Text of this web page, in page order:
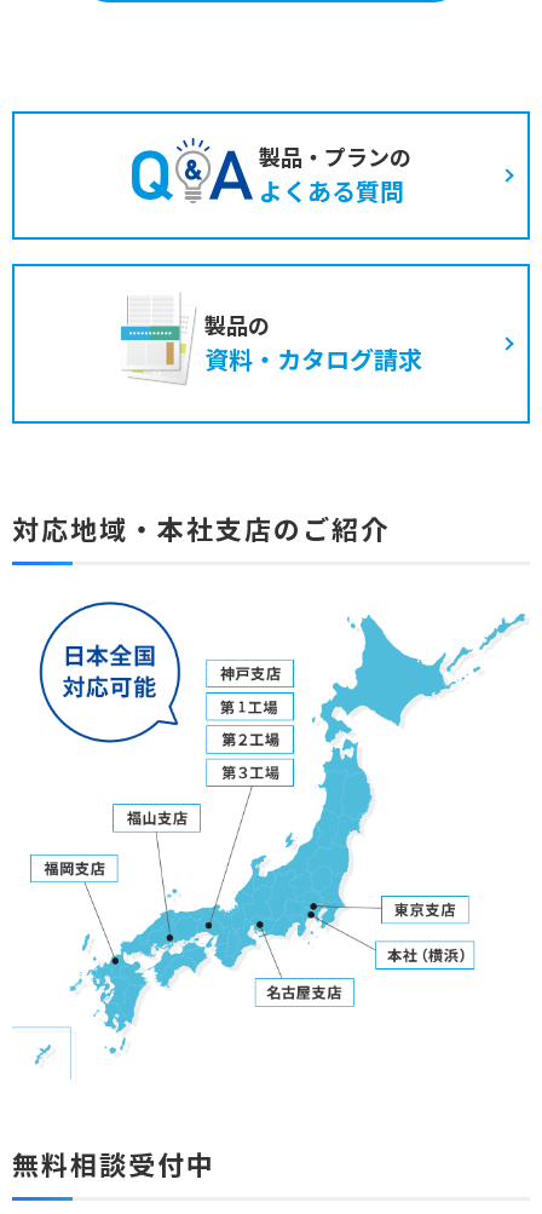
製品・プランの
よくある質問
製品の
資料・カタログ請求
対応地域・本社支店のご紹介
無料相談受付中